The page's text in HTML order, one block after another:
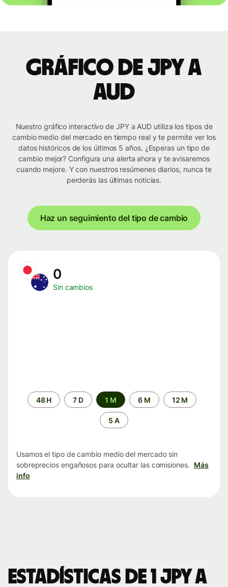
Gráfico de JPY a
AUD
Nuestro gráfico interactivo de JPY a AUD utiliza los tipos de
cambio medio del mercado en tiempo real y te permite ver los
datos históricos de los últimos 5 años. ¿Esperas un tipo de
cambio mejor? Configura una alerta ahora y te avisaremos
cuando mejore. Y con nuestros resúmenes diarios, nunca te
perderás las últimas noticias.
Haz un seguimiento del tipo de cambio
0
Sin cambios
Periodo48 H 7 D 1 M 6 M 12 M
5 A
Usamos el tipo de cambio medio del mercado sin
sobreprecios engañosos para ocultar las comisiones. Más
info
Estadísticas de 1 JPY a